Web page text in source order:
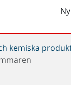
kemiska